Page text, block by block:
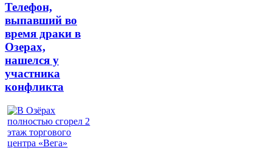
Телефон,
выпавший во
время драки в
Озерах,
нашелся у
участника
конфликта